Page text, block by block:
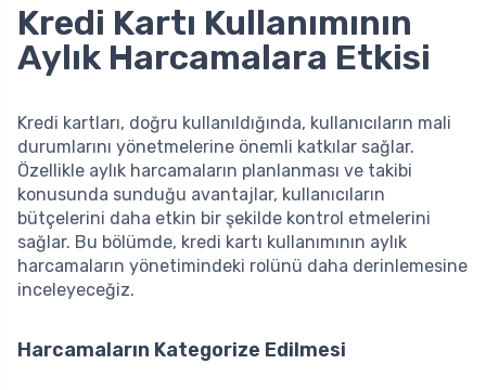
Kredi Kartı Kullanımının
Aylık Harcamalara Etkisi
Kredi kartları, doğru kullanıldığında, kullanıcıların mali
durumlarını yönetmelerine önemli katkılar sağlar.
Özellikle aylık harcamaların planlanması ve takibi
konusunda sunduğu avantajlar, kullanıcıların
bütçelerini daha etkin bir şekilde kontrol etmelerini
sağlar. Bu bölümde, kredi kartı kullanımının aylık
harcamaların yönetimindeki rolünü daha derinlemesine
inceleyeceğiz.
Harcamaların Kategorize Edilmesi